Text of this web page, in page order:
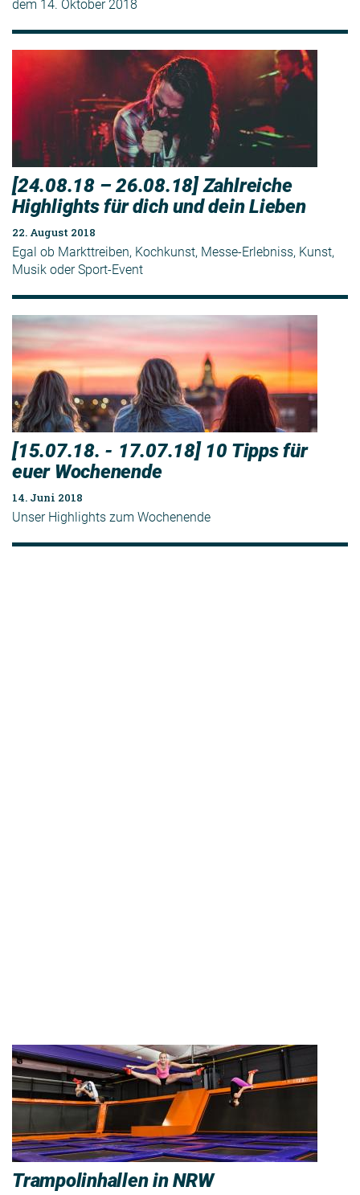
dem 14. Oktober 2018
[24.08.18 – 26.08.18] Zahlreiche
Highlights für dich und dein Lieben
22. August 2018
Egal ob Markttreiben, Kochkunst, Messe-Erlebniss, Kunst,
Musik oder Sport-Event
[15.07.18. - 17.07.18] 10 Tipps für
euer Wochenende
14. Juni 2018
Unser Highlights zum Wochenende
Trampolinhallen in NRW